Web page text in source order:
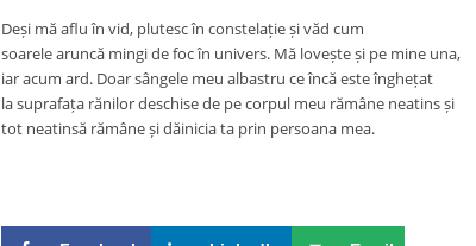
Deși mă aflu în vid, plutesc în constelație și văd cum
soarele aruncă mingi de foc în univers. Mă lovește și pe mine una,
iar acum ard. Doar sângele meu albastru ce încă este înghețat
la suprafața rănilor deschise de pe corpul meu rămâne neatins și
tot neatinsă rămâne și dăinicia ta prin persoana mea.